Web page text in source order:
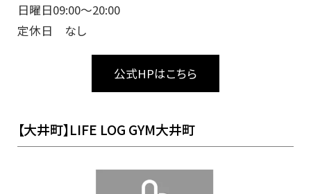
日曜日09:00～20:00
定休日 なし
公式HPはこちら
【大井町】LIFE LOG GYM大井町